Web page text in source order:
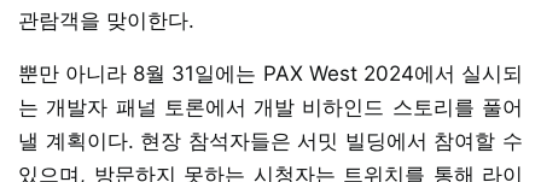
관람객을 맞이한다.
뿐만 아니라 8월 31일에는 PAX West 2024에서 실시되
는 개발자 패널 토론에서 개발 비하인드 스토리를 풀어
낼 계획이다. 현장 참석자들은 서밋 빌딩에서 참여할 수
있으며, 방문하지 못하는 시청자는 트위치를 통해 라이